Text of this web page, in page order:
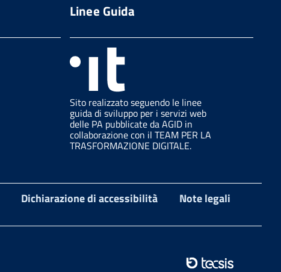
Linee Guida
Sito realizzato seguendo le linee
guida di sviluppo per i servizi web
delle PA pubblicate da AGID in
collaborazione con il TEAM PER LA
TRASFORMAZIONE DIGITALE.
Dichiarazione di accessibilità Note legali